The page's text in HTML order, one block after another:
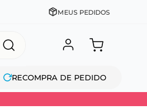
GANHE 10% NA PRIMEIRA COMPRA +
MEUS PEDIDOS
RECOMPRA DE PEDIDO